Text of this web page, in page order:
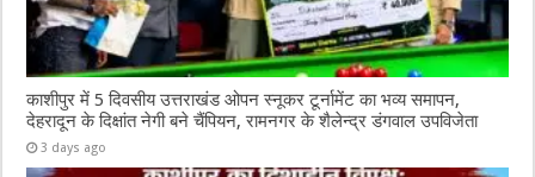
काशीपुर में 5 दिवसीय उत्तराखंड ओपन स्नूकर टूर्नामेंट का भव्य समापन,
देहरादून के दिक्षांत नेगी बने चैंपियन, रामनगर के शैलेन्द्र डंगवाल उपविजेता
3 days ago